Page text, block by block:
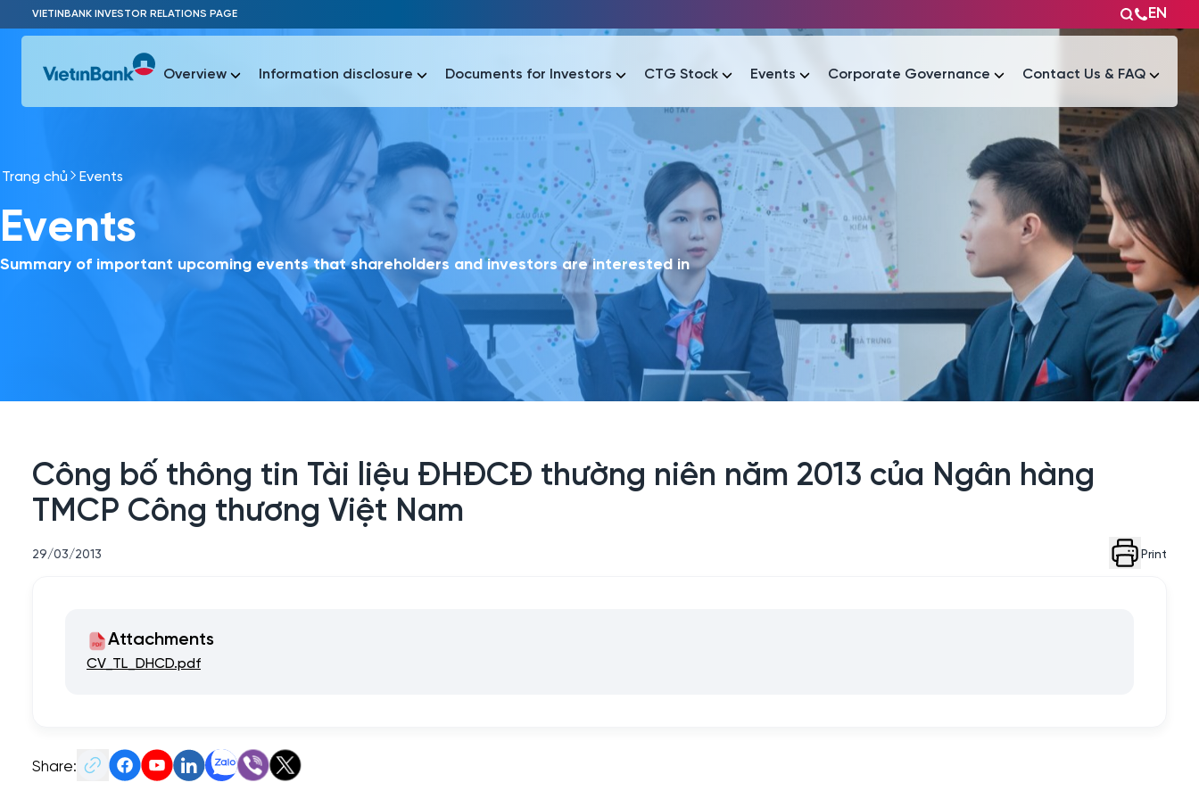
Skip to Main Content
VIETINBANK INVESTOR RELATIONS PAGE EN
Most Popular
Báo cáo tài chính Thông tin giao dịch Công bố thông tin Sự kiện
Overview Information disclosure Documents for Investors CTG Stock Events Corporate Governance Contact Us & FAQ
Most Popular
Thông tin giao dịch Công bố thông tin Tài liệu
Trang chủ Events
Events
Summary of important upcoming events that shareholders and investors are interested in
Công bố thông tin Tài liệu ĐHĐCĐ thường niên năm 2013 của Ngân hàng
TMCP Công thương Việt Nam
29/03/2013 Print
Attachments
CV_TL_DHCD.pdf
Share: